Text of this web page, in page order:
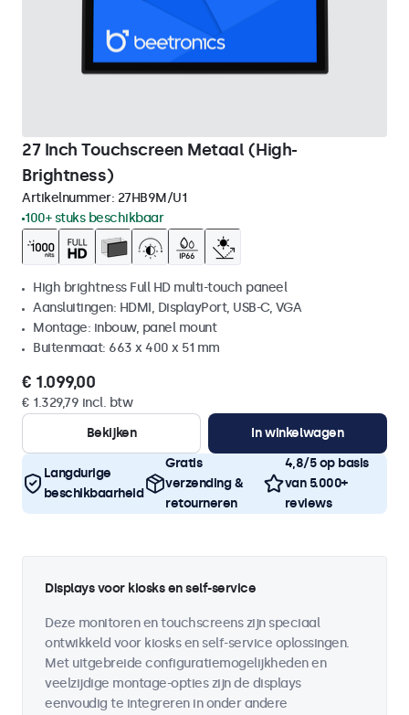
27 Inch Touchscreen Metaal (High-
Brightness)
Artikelnummer: 27HB9M/U1
100+ stuks beschikbaar
High brightness Full HD multi-touch paneel
Aansluitingen: HDMI, DisplayPort, USB-C, VGA
Montage: inbouw, panel mount
Buitenmaat: 663 x 400 x 51 mm
€ 1.099,00
€ 1.329,79 incl. btw
Bekijken
In winkelwagen
Langdurige
beschikbaarheid
Gratis
verzending &
retourneren
4,8/5 op basis
van 5.000+
reviews
Displays voor kiosks en self-service
Deze monitoren en touchscreens zijn speciaal
ontwikkeld voor kiosks en self-service oplossingen.
Met uitgebreide configuratiemogelijkheden en
veelzijdige montage-opties zijn de displays
eenvoudig te integreren in onder andere